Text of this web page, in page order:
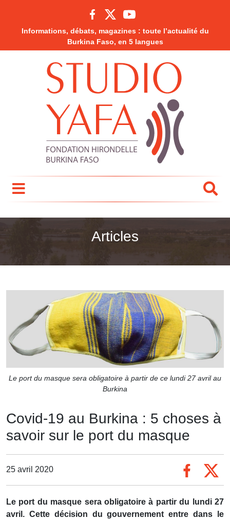
Informations, débats, magazines : toute l’actualité du
Burkina Faso, en 5 langues
Articles
Le port du masque sera obligatoire à partir de ce lundi 27 avril au
Burkina
Covid-19 au Burkina : 5 choses à
savoir sur le port du masque
25 avril 2020
Le port du masque sera obligatoire à partir du lundi 27
avril. Cette décision du gouvernement entre dans le